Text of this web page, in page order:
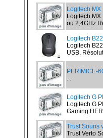
Logitech MX
Logitech
ou 2,4GHz
Logitech
Logitech
USB,
PERIMICE-
...
Logitech G
Logitech G
Gaming
Trust Souris
Trust Verto